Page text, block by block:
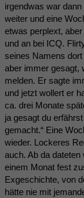
irgendwas war
weiter und eine
etwas perplext,
und an bei ICQ.
seines Namens dort
aber immer gesagt,
melden. Er sagte
und jetzt wollert er
ca. drei Monate
ja gesagt du
gemacht.“ Eine
wieder. Lockeres
auch. Ab da
einem Monat fest
Exgeschichte, von
hätte nie mit